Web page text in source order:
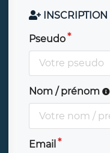
INSCRIPTION
Pseudo
Nom / prénom
Email